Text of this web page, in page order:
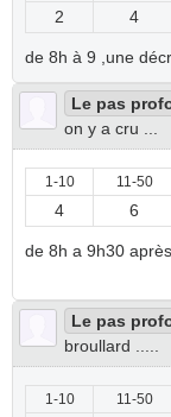
2 4
de 8h à 9 ,une
Le pas
on y a cru ...
1-10 11-50
4 6
de 8h a 9h30
Le pas
broullard .....
1-10 11-50